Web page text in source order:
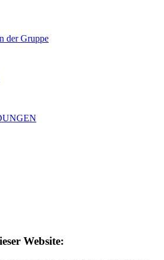
der Gruppe
Website: